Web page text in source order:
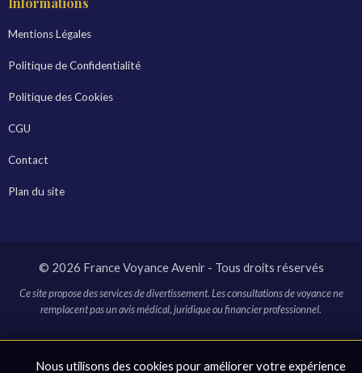
Mentions Légales
Politique de Confidentialité
Politique des Cookies
CGU
Contact
Plan du site
© 2026 France Voyance Avenir - Tous droits réservés
Ce site propose des services de divertissement. Les consultations de voyance ne
remplacent pas un avis médical, juridique ou financier professionnel.
* Ce site contient des liens affiliés. En cliquant sur ces liens et en
Nous utilisons des cookies pour améliorer votre expérience